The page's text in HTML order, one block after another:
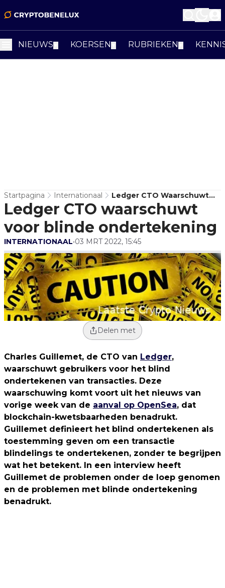
NIEUWS KOERSEN RUBRIEKEN
Startpagina Internationaal
Ledger CTO Waarschuwt
Voor Blinde Ondertekening
Ledger CTO waarschuwt
voor blinde ondertekening
INTERNATIONAAL•03 MRT 2022, 15:45
Delen met
Charles Guillemet, de CTO van Ledger,
waarschuwt gebruikers voor het blind
ondertekenen van transacties. Deze
waarschuwing komt voort uit het nieuws van
vorige week van de aanval op OpenSea, dat
blockchain-kwetsbaarheden benadrukt.
Guillemet definieert het blind ondertekenen als
toestemming geven om een transactie
blindelings te ondertekenen, zonder te begrijpen
wat het betekent. In een interview heeft
Guillemet de problemen onder de loep genomen
en de problemen met blinde ondertekening
benadrukt.